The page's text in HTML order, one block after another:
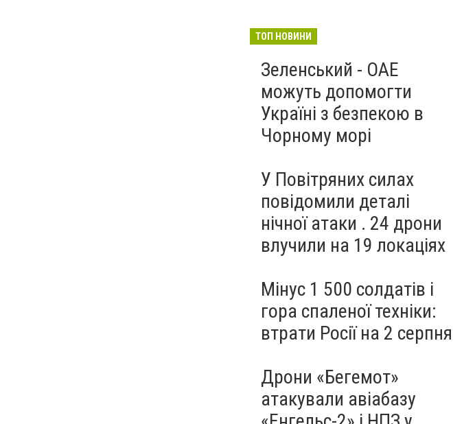
ТОП НОВИНИ
Зеленський - ОАЕ
можуть допомогти
Україні з безпекою в
Чорному морі
У Повітряних силах
повідомили деталі
нічної атаки . 24 дрони
влучили на 19 локаціях
Мінус 1 500 солдатів і
гора спаленої техніки:
втрати Росії на 2 серпня
Дрони «Бегемот»
атакували авіабазу